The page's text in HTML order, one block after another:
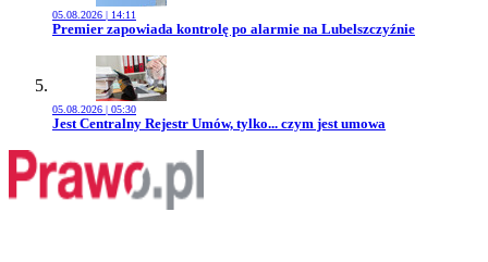
05.08.2026 | 14:11
Przejdź do artykułu:
Premier zapowiada kontrolę po alarmie na Lubelszczyźnie
05.08.2026 | 05:30
Przejdź do artykułu:
Jest Centralny Rejestr Umów, tylko... czym jest umowa